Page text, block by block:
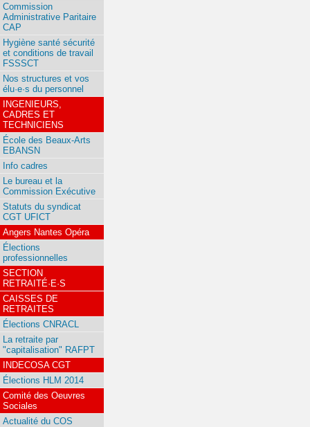
Commission
Administrative Paritaire
CAP
Hygiène santé sécurité
et conditions de travail
FSSSCT
Nos structures et vos
élu·e·s du personnel
INGENIEURS,
CADRES ET
TECHNICIENS
École des Beaux-Arts
EBANSN
Info cadres
Le bureau et la
Commission Exécutive
Statuts du syndicat
CGT UFICT
Angers Nantes Opéra
Élections
professionnelles
SECTION
RETRAITÉ·E·S
CAISSES DE
RETRAITES
Élections CNRACL
La retraite par
"capitalisation" RAFPT
INDECOSA CGT
Élections HLM 2014
Comité des Oeuvres
Sociales
Actualité du COS